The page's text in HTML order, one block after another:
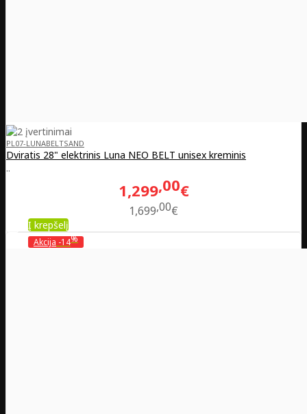
PL07-LUNABELTSAND
Dviratis 28" elektrinis Luna NEO BELT unisex kreminis
..
1,299 00€
1,699 00€
Į krepšelį
Akcija -14%